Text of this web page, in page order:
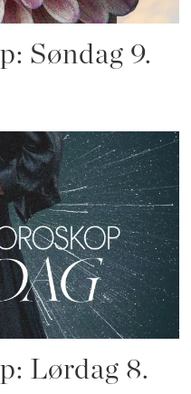
Søndag 9.
Lørdag 8.